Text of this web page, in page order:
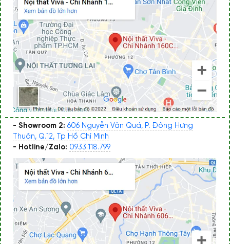
- Showroom 2: 606 Nguyễn Văn Quá, P. Đông Hưng
Thuận, Q.12, Tp Hồ Chí Minh
- Hotline/Zalo: 0933.118.799